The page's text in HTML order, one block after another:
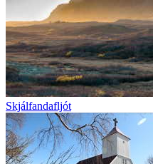
Skjálfandafljót